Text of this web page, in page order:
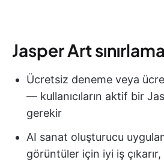
Jasper Art
Ücretsiz deneme veya
— kullanıcıların aktif bir
gerekir
AI sanat oluşturucu
görüntüler için iyi iş